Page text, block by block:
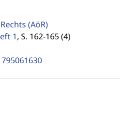
(AöR)
1, S. 162-165 (4)